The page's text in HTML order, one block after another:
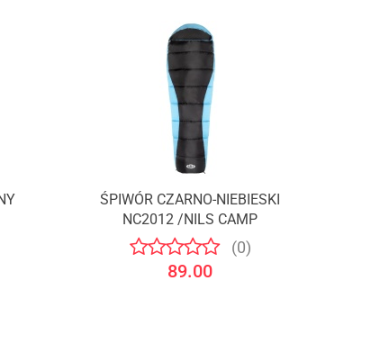
ŚPIWÓR CZARNO-NIEBIESKI
NC2012 /NILS CAMP
(0)
89.00